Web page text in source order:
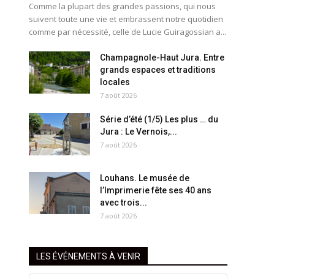
Comme la plupart des grandes passions, qui nous
suivent toute une vie et embrassent notre quotidien
comme par nécessité, celle de Lucie Guiragossian a...
Champagnole-Haut Jura. Entre
grands espaces et traditions
locales
7 août 2026
Série d’été (1/5) Les plus … du
Jura : Le Vernois,...
7 août 2026
Louhans. Le musée de
l’Imprimerie fête ses 40 ans
avec trois...
7 août 2026
LES ÉVÉNEMENTS À VENIR